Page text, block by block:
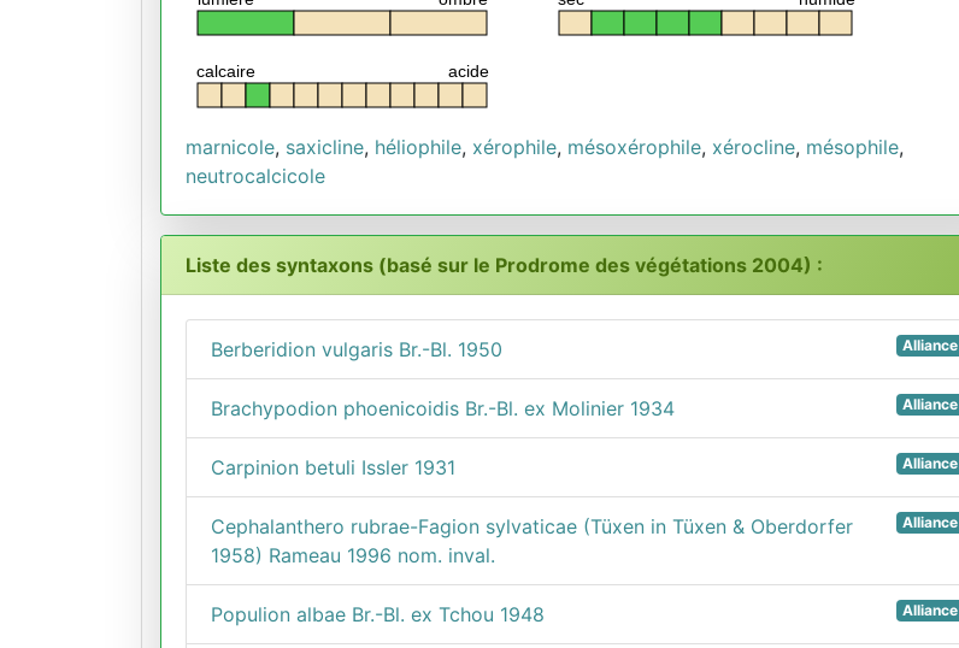
acide
calcaire
marnicole, saxicline, héliophile, xérophile, mésoxérophile, xérocline, mésophile,
neutrocalcicole
Liste des syntaxons (basé sur le Prodrome des végétations 2004) :
Alliance
Berberidion vulgaris Br.-Bl. 1950
Alliance
Brachypodion phoenicoidis Br.-Bl. ex Molinier 1934
Alliance
Carpinion betuli Issler 1931
Alliance
Cephalanthero rubrae-Fagion sylvaticae (Tüxen in Tüxen & Oberdorfer
1958) Rameau 1996 nom. inval.
Alliance
Populion albae Br.-Bl. ex Tchou 1948